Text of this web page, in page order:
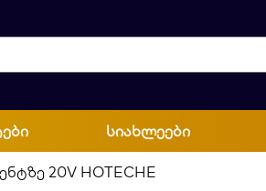
სიახლეები
20V HOTECHE